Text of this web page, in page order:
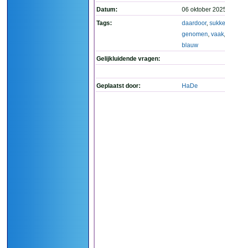
Datum:
06 oktober
Tags:
daardoor,
genomen, vaak
blauw
Gelijkluidende vragen:
Geplaatst door: HaDe